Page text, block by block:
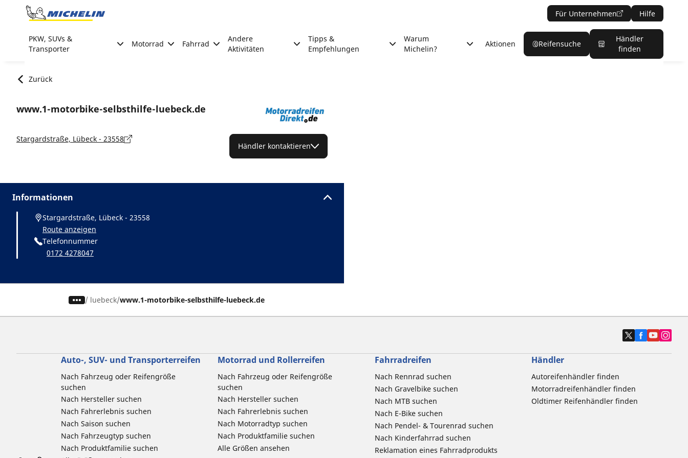
Go to page content
Für Unternehmen Hilfe
PKW, SUVs &
Transporter
Motorrad Fahrrad
Andere
Aktivitäten
Tipps &
Empfehlungen
Warum
Michelin?
Aktionen Reifensuche
Händler
finden
Zurück
www.1-motorbike-selbsthilfe-luebeck.de
Stargardstraße, Lübeck - 23558
Händler kontaktieren
Informationen
Stargardstraße, Lübeck - 23558
Route anzeigen
Telefonnummer
0172 4278047
/ luebeck www.1-motorbike-selbsthilfe-luebeck.de
Auto-, SUV- und Transporterreifen
Nach Fahrzeug oder Reifengröße
suchen
Nach Hersteller suchen
Nach Fahrerlebnis suchen
Nach Saison suchen
Nach Fahrzeugtyp suchen
Nach Produktfamilie suchen
Motorrad und Rollerreifen
Nach Fahrzeug oder Reifengröße
suchen
Nach Hersteller suchen
Nach Fahrerlebnis suchen
Nach Motorradtyp suchen
Nach Produktfamilie suchen
Alle Größen ansehen
Fahrradreifen
Nach Rennrad suchen
Nach Gravelbike suchen
Nach MTB suchen
Nach E-Bike suchen
Nach Pendel- & Tourenrad suchen
Nach Kinderfahrrad suchen
Reklamation eines Fahrradprodukts
Händler
Autoreifenhändler finden
Motorradreifenhändler finden
Oldtimer Reifenhändler finden